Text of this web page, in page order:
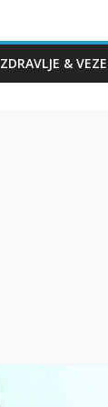
ZDRAVLJE & VEZE